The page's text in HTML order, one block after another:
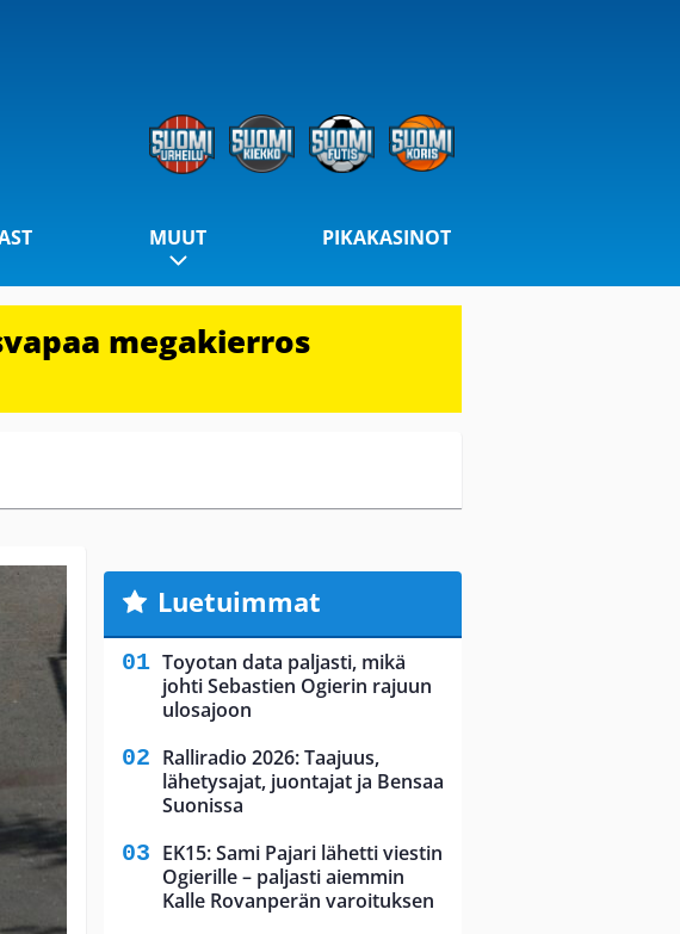
MUUT PIKAKASINOT
megakierros
Luetuimmat
Toyotan data paljasti, mikä
johti Sebastien Ogierin rajuun
ulosajoon
Ralliradio 2026: Taajuus,
lähetysajat, juontajat ja Bensaa
Suonissa
EK15: Sami Pajari lähetti viestin
Ogierille – paljasti aiemmin
Kalle Rovanperän varoituksen